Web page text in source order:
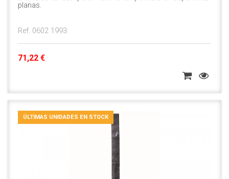
planas.
Ref. 0602 1993
71,22 €
ÚLTIMAS UNIDADES EN STOCK